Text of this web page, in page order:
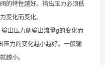
的特性越好。输出压力必须低
变化而变化。
出压力随输出流量g的变化而
压力的变化越小越好。一般输
越小。